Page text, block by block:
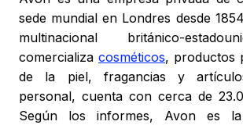
sede mundial en Londres desde
multinacional británico-
comercializa cosméticos, productos
de la piel, fragancias y
personal, cuenta con cerca de
Según los informes, Avon es la